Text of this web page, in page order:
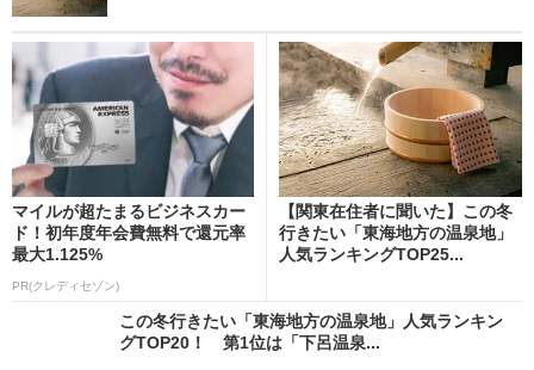
マイルが超たまるビジネスカー
ド！初年度年会費無料で還元率
最大1.125%
PR(クレディセゾン)
【関東在住者に聞いた】この冬
行きたい「東海地方の温泉地」
人気ランキングTOP25...
この冬行きたい「東海地方の温泉地」人気ランキン
グTOP20！ 第1位は「下呂温泉...